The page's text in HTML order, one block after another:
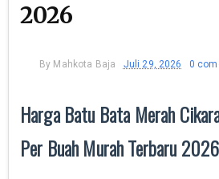
2026
By Mahkota Baja Juli 29, 2026 0
Harga Batu Bata Merah
Per Buah Murah Terbaru 2026